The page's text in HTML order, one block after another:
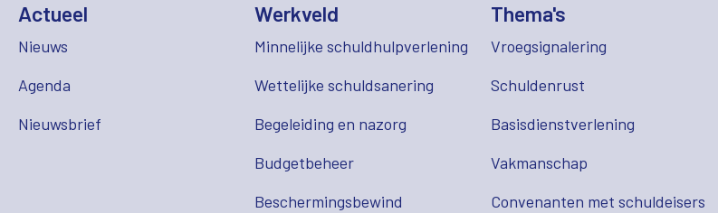
Actueel
Nieuws
Agenda
Nieuwsbrief
Werkveld
Minnelijke schuldhulpverlening
Wettelijke schuldsanering
Begeleiding en nazorg
Budgetbeheer
Beschermingsbewind
Thema's
Vroegsignalering
Schuldenrust
Basisdienstverlening
Vakmanschap
Convenanten met schuldeisers